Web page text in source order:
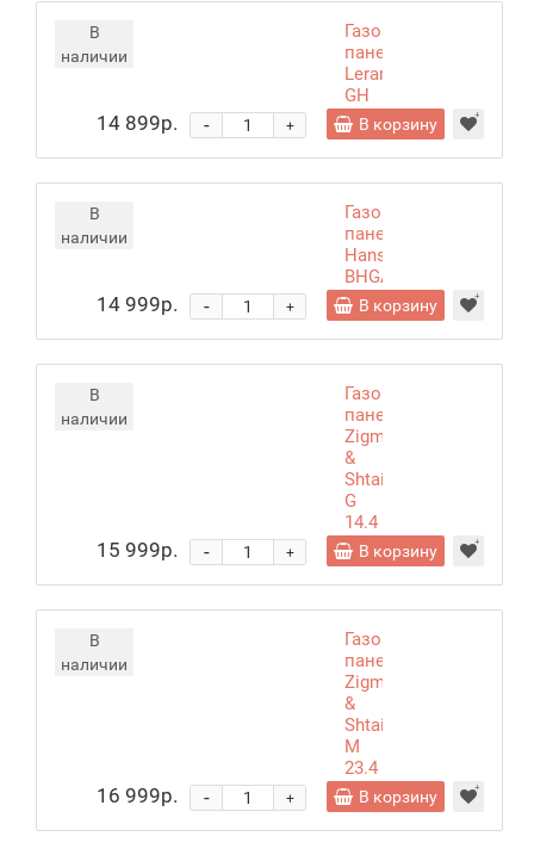
В
наличии
Газовая
панель
Leran
GH
64662BG
14 899р. +
- В корзину
В
наличии
Газовая
панель
Hansa
BHGA
610791
14 999р. +
- В корзину
В
наличии
Газовая
панель
Zigmund
&
Shtain
G
14.4
B
15 999р. +
- В корзину
В
наличии
Газовая
панель
Zigmund
&
Shtain
M
23.4
B
16 999р. +
- В корзину